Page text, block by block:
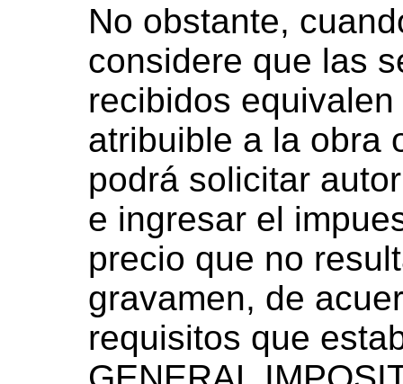
No obstante,
considere que las
recibidos
atribuible a la obra
podrá solicitar
e ingresar el
precio que no
gravamen, de
requisitos que